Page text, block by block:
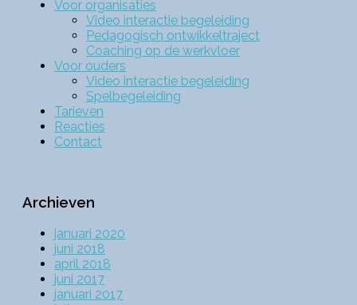
Voor organisaties
Video interactie begeleiding
Pedagogisch ontwikkeltraject
Coaching op de werkvloer
Voor ouders
Video interactie begeleiding
Spelbegeleiding
Tarieven
Reacties
Contact
Archieven
januari 2020
juni 2018
april 2018
juni 2017
januari 2017